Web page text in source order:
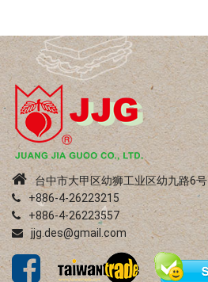
台中市大甲区幼狮工业区幼九路6号
+886-4-26223215
+886-4-26223557
jjg.des@gmail.com